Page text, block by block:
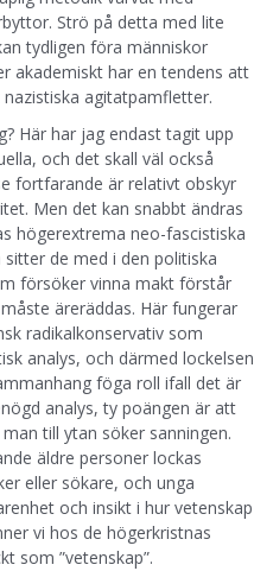
Strö på detta med lite
tydligen föra människor
akademiskt har en tendens att
agitatpamfletter.
Här har jag endast tagit upp
och det skall väl också
fortfarande är relativt obskyr
Men det kan snabbt ändras
högerextrema neo-fascistiska
de med i den politiska
försöker vinna makt förstår
äreräddas. Här fungerar
radikalkonservativ som
analys, och därmed lockelsen
föga roll ifall det är
analys, ty poängen är att
till ytan söker sanningen.
äldre personer lockas
eller sökare, och unga
och insikt i hur vetenskap
vi hos de högerkristnas
som ”vetenskap”.